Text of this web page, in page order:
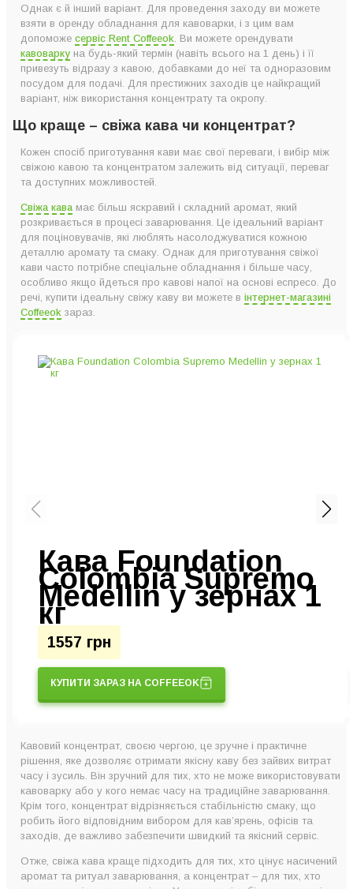
Однак є й інший варіант. Для проведення заходу ви можете
взяти в оренду обладнання для кавоварки, і з цим вам
допоможе сервіс Rent Coffeeok . Ви можете орендувати
кавоварку на будь-який термін (навіть всього на 1 день) і її
привезуть відразу з кавою, добавками до неї та одноразовим
посудом для подачі. Для престижних заходів це найкращий
варіант, ніж використання концентрату та окропу.
Що краще – свіжа кава чи концентрат?
Кожен спосіб приготування кави має свої переваги, і вибір між
свіжою кавою та концентратом залежить від ситуації, переваг
та доступних можливостей.
Свіжа кава має більш яскравий і складний аромат, який
розкривається в процесі заварювання. Це ідеальний варіант
для поціновувачів, які люблять насолоджуватися кожною
деталлю аромату та смаку. Однак для приготування свіжої
кави часто потрібне спеціальне обладнання і більше часу,
особливо якщо йдеться про кавові напої на основі еспресо. До
речі, купити ідеальну свіжу каву ви можете в інтернет-магазині
Coffeeok зараз.
Кава Foundation
Colombia Supremo
Medellin у зернах 1
кг
1557 грн
КУПИТИ ЗАРАЗ НА COFFEEOK
Кавовий концентрат, своєю чергою, це зручне і практичне
рішення, яке дозволяє отримати якісну каву без зайвих витрат
часу і зусиль. Він зручний для тих, хто не може використовувати
кавоварку або у кого немає часу на традиційне заварювання.
Крім того, концентрат відрізняється стабільністю смаку, що
робить його відповідним вибором для кав’ярень, офісів та
заходів, де важливо забезпечити швидкий та якісний сервіс.
Отже, свіжа кава краще підходить для тих, хто цінує насичений
аромат та ритуал заварювання, а концентрат – для тих, хто